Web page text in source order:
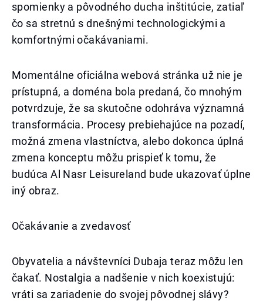
spomienky a pôvodného ducha inštitúcie, zatiaľ
čo sa stretnú s dnešnými technologickými a
komfortnými očakávaniami.
Momentálne oficiálna webová stránka už nie je
prístupná, a doména bola predaná, čo mnohým
potvrdzuje, že sa skutočne odohráva významná
transformácia. Procesy prebiehajúce na pozadí,
možná zmena vlastníctva, alebo dokonca úplná
zmena konceptu môžu prispieť k tomu, že
budúca Al Nasr Leisureland bude ukazovať úplne
iný obraz.
Očakávanie a zvedavosť
Obyvatelia a návštevníci Dubaja teraz môžu len
čakať. Nostalgia a nadšenie v nich koexistujú:
vráti sa zariadenie do svojej pôvodnej slávy?